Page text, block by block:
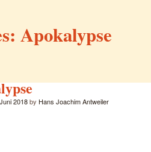
Apokalypse
2018by Hans Joachim Antweiler